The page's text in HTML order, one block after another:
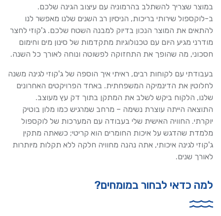
במוצר שצריך להשתלב בהרמוניה עם עיצוב הגינה שלכם.
ב-לוקספול שירותי בריכות, הניסיון רב השנים שלנו מאפשר לנו
להתאים את המוצר הנכון בדיוק למבנה השטח שלכם. ג'קוזי לחצר
מודרני מגיע היום עם טכנולוגיות מתקדמות של סינון מים וחימום
חסכוני, מה שהופך את התחזוקה לפשוטה ונוחה לאורך כל השנה.
בעבודתי עם לקוחות רבים, ראיתי איך הוספה של ג'קוזי לגינה משנה
לחלוטין את הדינמיקה המשפחתית. באחד הפרויקטים האחרונים
שלנו, הלקוח ביקש לשלב את המתקן בתוך דק עץ מעוצב.
התוצאה הייתה עוצרת נשימה – מרחב שמרגיש כמו מלון בוטיק
יוקרתי. החוויה האישית שלי בעבודה עם המערכות של לוקספול
מלמדת שהדגש על איכות החומרים הוא קריטי; כשאתה מתקין
ג'קוזי לגינה איכותי, אתה נהנה מחוויה חלקה ללא תקלות מיותרות
לאורך שנים.
למה כדאי לבחור במומחים?